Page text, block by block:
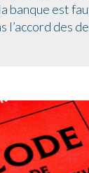
banque est
l’accord des